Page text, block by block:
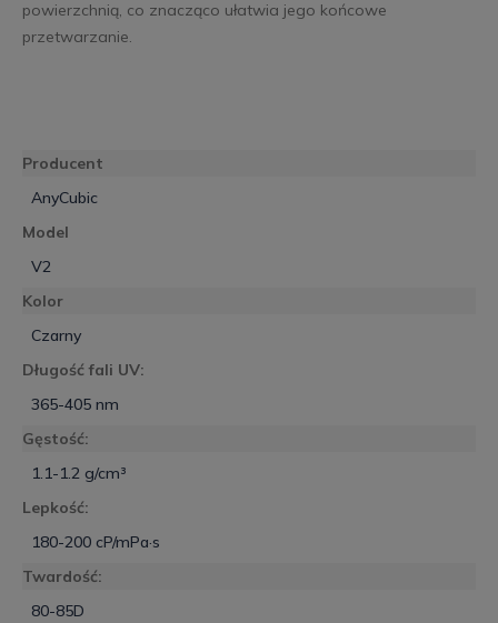
powierzchnią, co znacząco ułatwia jego końcowe
przetwarzanie.
Producent
AnyCubic
Model
V2
Kolor
Czarny
Długość fali UV:
365-405 nm
Gęstość:
1.1-1.2 g/cm³
Lepkość:
180-200 cP/mPa·s
Twardość:
80-85D